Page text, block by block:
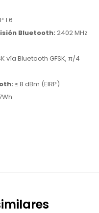
1.6
Bluetooth: 2402 MHz
vía Bluetooth GFSK, π/4
≤ 8 dBm (EIRP)